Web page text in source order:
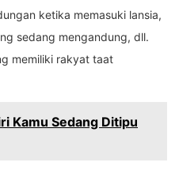
ketika memasuki lansia,
sedang mengandung, dll.
memiliki rakyat taat
Kamu Sedang Ditipu